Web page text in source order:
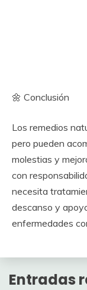
🌼 Conclusión
Los remedios
pero pueden
molestias y
con
necesita
descanso y
enfermedades
Entradas